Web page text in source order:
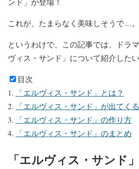
これが、たまらなく美味しそうで…。
というわけで、この記事では、ドラ
ヴィス・サンド 」について紹介した
目次
「エルヴィス・サンド」とは？
「エルヴィス・サンド」が出てく
「エルヴィス・サンド」の作り方
「エルヴィス・サンド」のまとめ
「エルヴィス・サンド